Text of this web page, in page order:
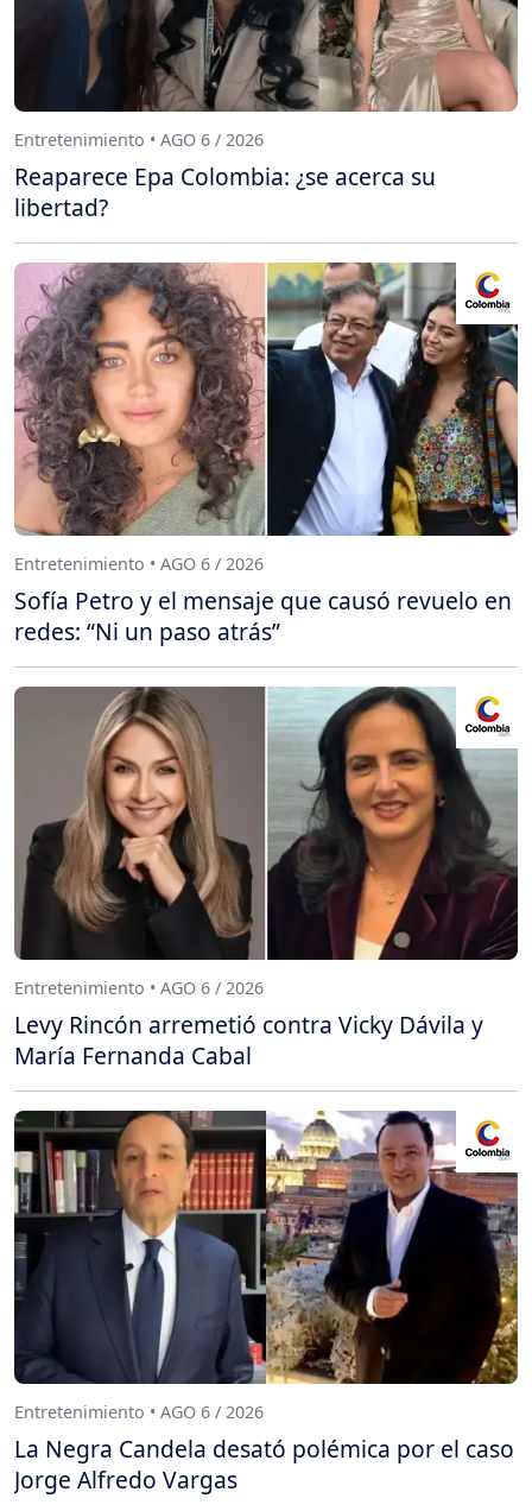
Entretenimiento • AGO 6 / 2026
Reaparece Epa Colombia: ¿se acerca su
libertad?
Entretenimiento • AGO 6 / 2026
Sofía Petro y el mensaje que causó revuelo en
redes: “Ni un paso atrás”
Entretenimiento • AGO 6 / 2026
Levy Rincón arremetió contra Vicky Dávila y
María Fernanda Cabal
Entretenimiento • AGO 6 / 2026
La Negra Candela desató polémica por el caso
Jorge Alfredo Vargas